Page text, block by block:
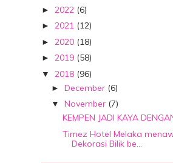
► 2022 (6)
► 2021 (12)
► 2020 (18)
► 2019 (58)
▼ 2018 (96)
►December (6)
▼November (7)
KEMPEN JADI KAYA
Timez Hotel Melaka
Dekorasi Bilik be...